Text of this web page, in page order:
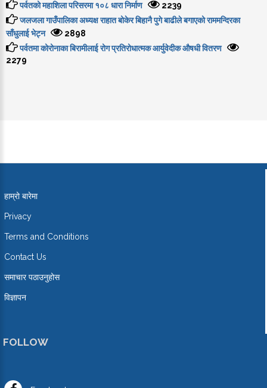
पर्वतको महाशिला परिसरमा १०८ धारा निर्माण
2239
जलजला गाउँपालिका अध्यक्ष राहात बोकेर बिहानै पुगे बाढीले बगाएको राममन्दिरका
साँधुलाई भेट्न
2898
पर्वतमा कोरोनाका बिरामीलाई रोग प्रतिरोधात्मक आर्युवेदीक औषधी वितरण
2279
हाम्रो बारेमा
Privacy
Terms and Conditions
Contact Us
समाचार पठाउनुहोस
विज्ञापन
FOLLOW